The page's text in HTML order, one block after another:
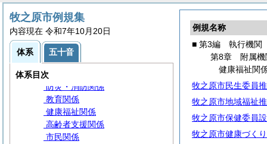
例規名称
■ 第3編 執行機関
第8章 附属機
健康福祉関
牧之原市民生委員
牧之原市地域福祉
牧之原市保健委員
牧之原市健康づく
牧之原市例規集
内容現在 令和7年10月20日
体系 五十音
体系目次
第5章 農業委員会(第9編第1章に登
載)
第6章 固定資産評価審査委員会
第7章 公平委員会
第8章 附属機関等
総務関係
防災・消防関係
教育関係
健康福祉関係
高齢者支援関係
市民関係